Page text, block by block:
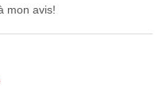
mon avis!